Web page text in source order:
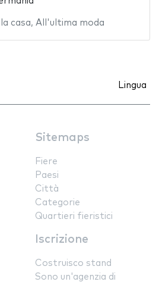
casa, All'ultima moda
Lingua
Sitemaps
Fiere
Paesi
Città
Categorie
Quartieri fieristici
Iscrizione
Costruisco stand
Sono un'agenzia di